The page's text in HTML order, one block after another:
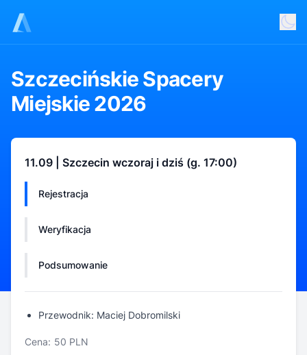
Szczecińskie Spacery
Miejskie 2026
11.09 | Szczecin wczoraj i dziś (g. 17:00)
Rejestracja
Weryfikacja
Podsumowanie
Przewodnik: Maciej Dobromilski
Cena: 50 PLN